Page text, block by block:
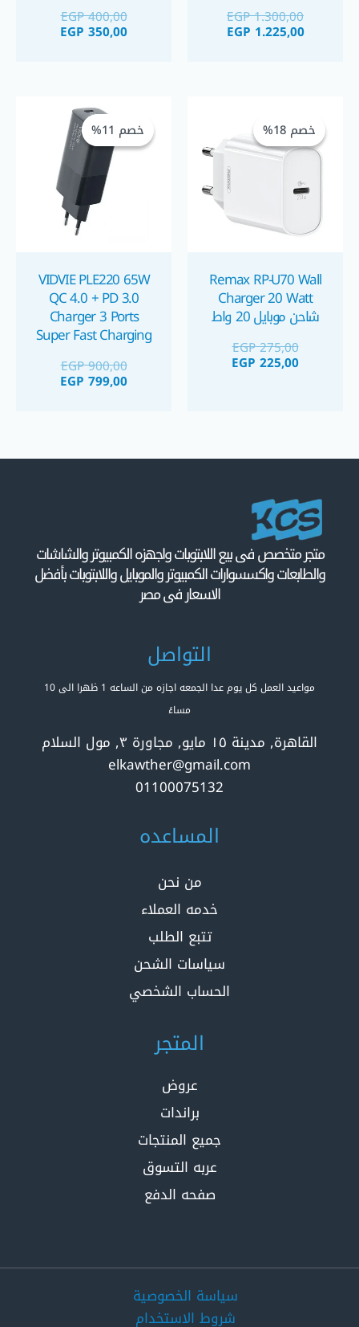
EGP1.300,00
EGP 1.225,00 لايتنينجEGP400,00
EGP 350,00
خصم 18%
خصم 18%
Remax RP-U70 Wall
Charger 20 Watt
شاحن موبايل 20 واط
EGP275,00
هو:
EGP 275,00.
EGP 225,00
هو:
EGP 225,00.
خصم 11%
خصم 11%
VIDVIE PLE220 65W
QC 4.0 + PD 3.0
Charger 3 Ports
Super Fast Charging
EGP900,00
EGP 799,00
متجر متخصص فى بيع اللابتوبات واجهزه الكمبيوتر والشاشات
والطابعات واكسسوارات الكمبيوتر والموبايل واللابتوبات بأفضل
الاسعار فى مصر
التواصل
مواعيد العمل كل يوم عدا الجمعه اجازه من الساعه 1 ظهرا الى 10
مساءً
القاهرة, مدينة ١٥ مايو, مجاورة ٣, مول السلام
elkawther@gmail.com
01100075132
المساعده
من نحن
خدمه العملاء
تتبع الطلب
سياسات الشحن
الحساب الشخصي
المتجر
عروض
براندات
جميع المنتجات
عربه التسوق
صفحه الدفع
سياسة الخصوصية
شروط الاستخدام